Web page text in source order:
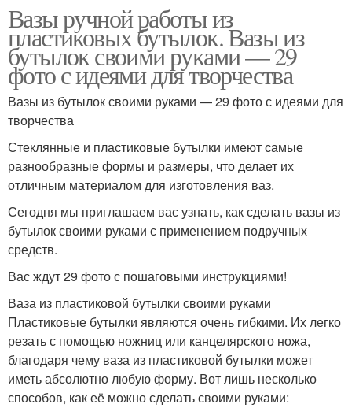
Вазы ручной работы из
пластиковых бутылок. Вазы из
бутылок своими руками — 29
фото с идеями для творчества
Вазы из бутылок своими руками — 29 фото с идеями для
творчества
Стеклянные и пластиковые бутылки имеют самые
разнообразные формы и размеры, что делает их
отличным материалом для изготовления ваз.
Сегодня мы приглашаем вас узнать, как сделать вазы из
бутылок своими руками с применением подручных
средств.
Вас ждут 29 фото с пошаговыми инструкциями!
Ваза из пластиковой бутылки своими руками
Пластиковые бутылки являются очень гибкими. Их легко
резать с помощью ножниц или канцелярского ножа,
благодаря чему ваза из пластиковой бутылки может
иметь абсолютно любую форму. Вот лишь несколько
способов, как её можно сделать своими руками: